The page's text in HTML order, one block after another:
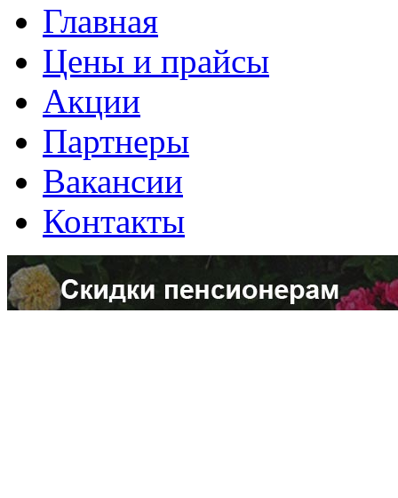
Главная
Цены и прайсы
Акции
Партнеры
Вакансии
Контакты